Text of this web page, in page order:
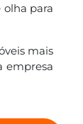
para
mais
empresa